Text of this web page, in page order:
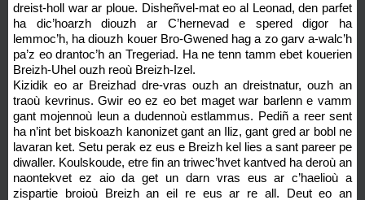
dreist-holl war ar ploue. Disheñvel-mat eo al Leonad, den parfet
ha dic’hoarzh diouzh ar C’hernevad e spered digor ha
lemmoc’h, ha diouzh kouer Bro-Gwened hag a zo garv a-walc’h
pa’z eo drantoc’h an Tregeriad. Ha ne tenn tamm ebet kouerien
Breizh-Uhel ouzh reoù Breizh-Izel.
Kizidik eo ar Breizhad dre-vras ouzh an dreistnatur, ouzh an
traoù kevrinus. Gwir eo ez eo bet maget war barlenn e vamm
gant mojennoù leun a dudennoù estlammus. Pediñ a reer sent
ha n’int bet biskoazh kanonizet gant an Iliz, gant gred ar bobl ne
lavaran ket. Setu perak ez eus e Breizh kel lies a sant pareer pe
diwaller. Koulskoude, etre fin an triwec’hvet kantved ha deroù an
naontekvet ez aio da get un darn vras eus ar c’haelioù a
zispartie broioù Breizh an eil re eus ar re all. Deut eo an